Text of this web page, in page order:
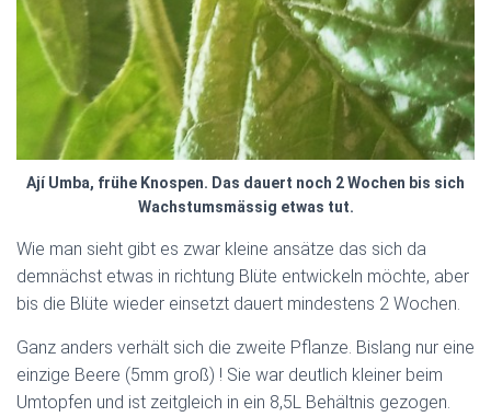
Ají Umba, frühe Knospen. Das dauert noch 2 Wochen bis sich
Wachstumsmässig etwas tut.
Wie man sieht gibt es zwar kleine ansätze das sich da
demnächst etwas in richtung Blüte entwickeln möchte, aber
bis die Blüte wieder einsetzt dauert mindestens 2 Wochen.
Ganz anders verhält sich die zweite Pflanze. Bislang nur eine
einzige Beere (5mm groß) ! Sie war deutlich kleiner beim
Umtopfen und ist zeitgleich in ein 8,5L Behältnis gezogen.